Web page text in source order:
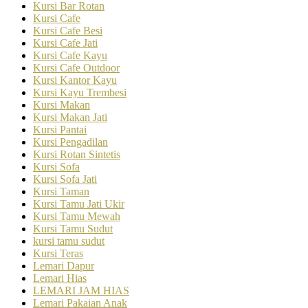
Kursi Bar Rotan
Kursi Cafe
Kursi Cafe Besi
Kursi Cafe Jati
Kursi Cafe Kayu
Kursi Cafe Outdoor
Kursi Kantor Kayu
Kursi Kayu Trembesi
Kursi Makan
Kursi Makan Jati
Kursi Pantai
Kursi Pengadilan
Kursi Rotan Sintetis
Kursi Sofa
Kursi Sofa Jati
Kursi Taman
Kursi Tamu Jati Ukir
Kursi Tamu Mewah
Kursi Tamu Sudut
kursi tamu sudut
Kursi Teras
Lemari Dapur
Lemari Hias
LEMARI JAM HIAS
Lemari Pakaian Anak